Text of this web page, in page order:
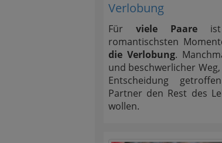
Verlobung
Für viele Paare ist
romantischsten
die Verlobung.
und beschwerlicher
Entscheidung
Partner den Rest des
wollen.